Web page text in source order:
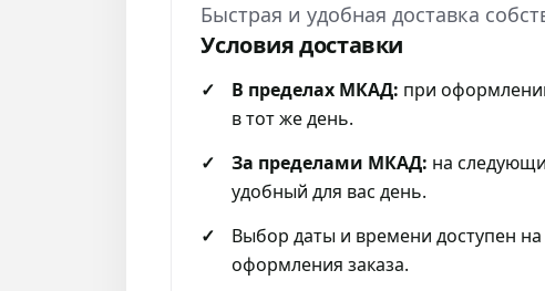
Быстрая и удобная доставка
Условия доставки
В пределах МКАД: при
в тот же день.
За пределами МКАД: на
удобный для вас день.
Выбор даты и времени доступен
оформления заказа.